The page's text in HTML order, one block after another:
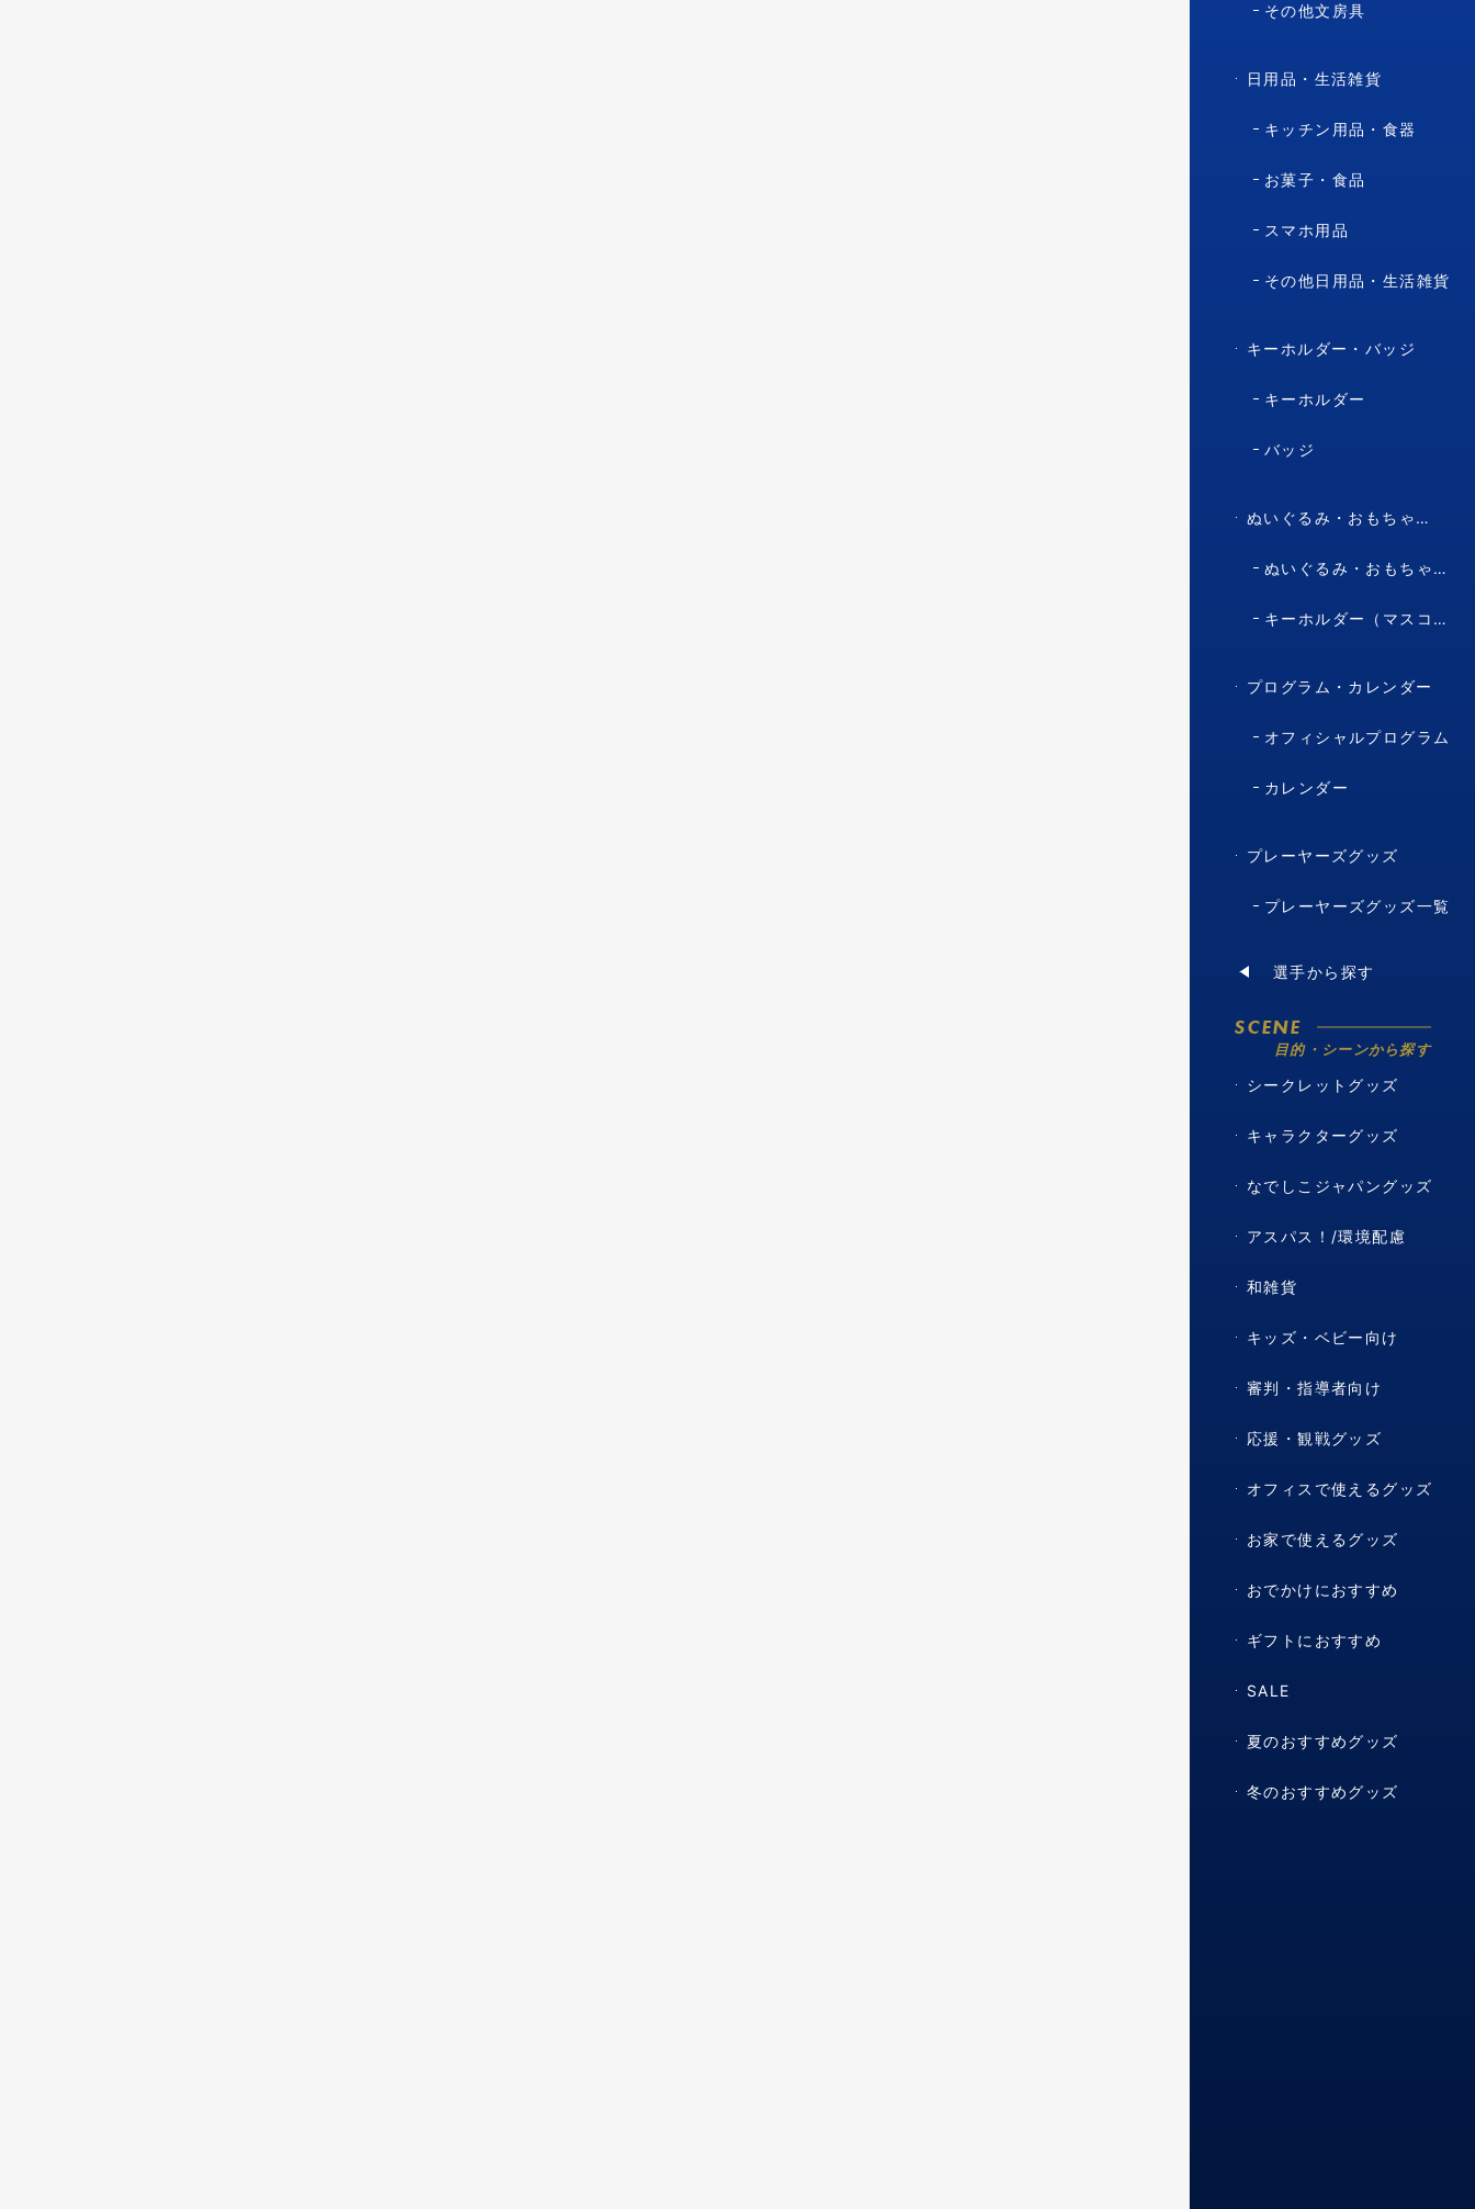
その他文房具
日用品・生活雑貨
キッチン用品・食器
お菓子・食品
スマホ用品
その他日用品・生活雑貨
キーホルダー・バッジ
キーホルダー
バッジ
ぬいぐるみ・おもちゃ・マスコット・キャラクター
ぬいぐるみ・おもちゃ（マスコット・キャラクター）
キーホルダー（マスコット・キャラクター）
プログラム・カレンダー
オフィシャルプログラム
カレンダー
プレーヤーズグッズ
プレーヤーズグッズ一覧
選手から探す
SCENE
目的・シーンから探す
シークレットグッズ
キャラクターグッズ
なでしこジャパングッズ
アスパス！/環境配慮
和雑貨
キッズ・ベビー向け
審判・指導者向け
応援・観戦グッズ
オフィスで使えるグッズ
お家で使えるグッズ
おでかけにおすすめ
ギフトにおすすめ
SALE
夏のおすすめグッズ
冬のおすすめグッズ